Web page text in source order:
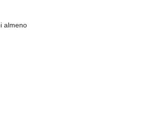
almeno